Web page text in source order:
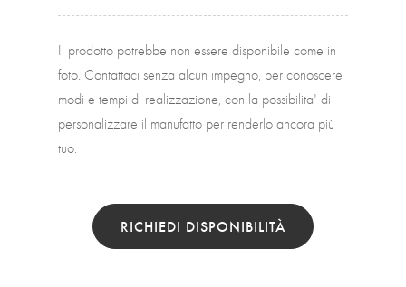
Il prodotto potrebbe non essere disponibile come in
foto. Contattaci senza alcun impegno, per conoscere
modi e tempi di realizzazione, con la possibilita' di
personalizzare il manufatto per renderlo ancora più
tuo.
RICHIEDI DISPONIBILITÀ